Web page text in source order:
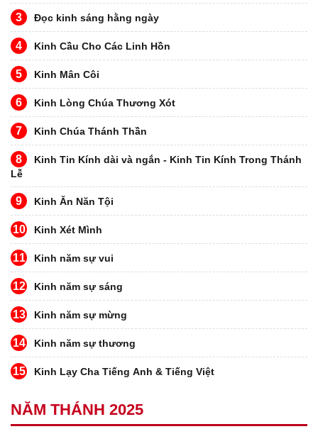
3 Đọc kinh sáng hằng ngày
4 Kinh Cầu Cho Các Linh Hồn
5 Kinh Mân Côi
6 Kinh Lòng Chúa Thương Xót
7 Kinh Chúa Thánh Thần
8
Kinh Tin Kính dài và ngắn - Kinh Tin Kính Trong Thánh
Lễ
9 Kinh Ăn Năn Tội
10 Kinh Xét Mình
11 Kinh năm sự vui
12 Kinh năm sự sáng
13 Kinh năm sự mừng
14 Kinh năm sự thương
15 Kinh Lạy Cha Tiếng Anh & Tiếng Việt
NĂM THÁNH 2025